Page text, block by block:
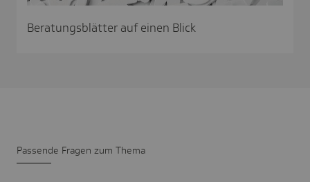
Beratungsblätter auf einen Blick
Passende Fragen zum Thema